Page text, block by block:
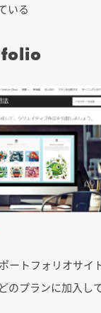
いる
ートフォリオサイ
のプランに加入し